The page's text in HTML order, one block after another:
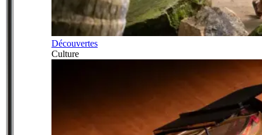
Découvertes
Culture